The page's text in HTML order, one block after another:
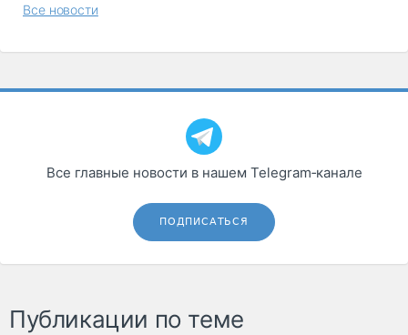
Все новости
Все главные новости в нашем Telegram‑канале
ПОДПИСАТЬСЯ
Публикации по теме